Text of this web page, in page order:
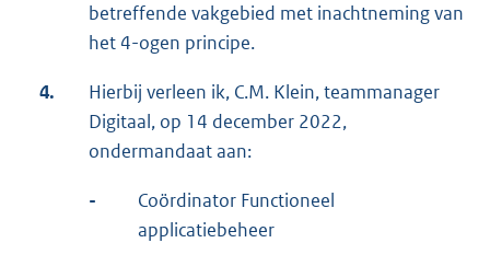
betreffende vakgebied met inachtneming van
het 4-ogen principe.
4.
Hierbij verleen ik, C.M. Klein, teammanager
Digitaal, op 14 december 2022,
ondermandaat aan:
-
Coördinator Functioneel
applicatiebeheer